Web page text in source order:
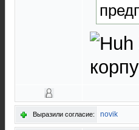
Выразили согласие: novik